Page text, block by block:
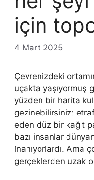
için
4 Mart 2025
Çevrenizdeki
uçakta yaşıyormuş
yüzden bir harita
gezinebilirsiniz:
eden düz bir kağıt
bazı insanlar
inanıyorlardı. Ama
gerçeklerden uzak